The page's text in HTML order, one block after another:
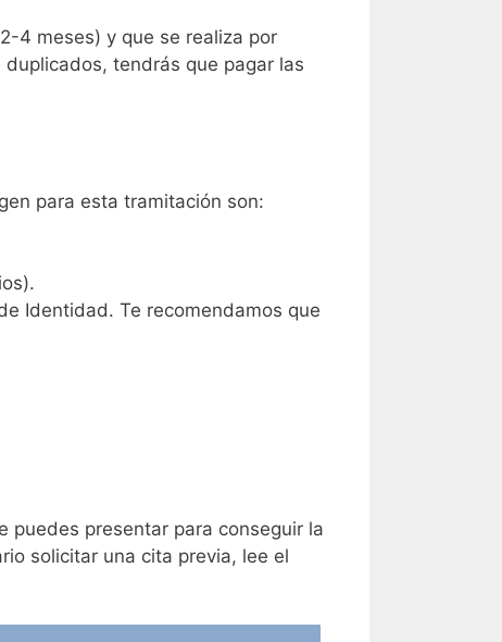
4 meses) y que se realiza por
tendrás que pagar las
para esta tramitación son:
Identidad. Te recomendamos que
puedes presentar para conseguir la
solicitar una cita previa, lee el